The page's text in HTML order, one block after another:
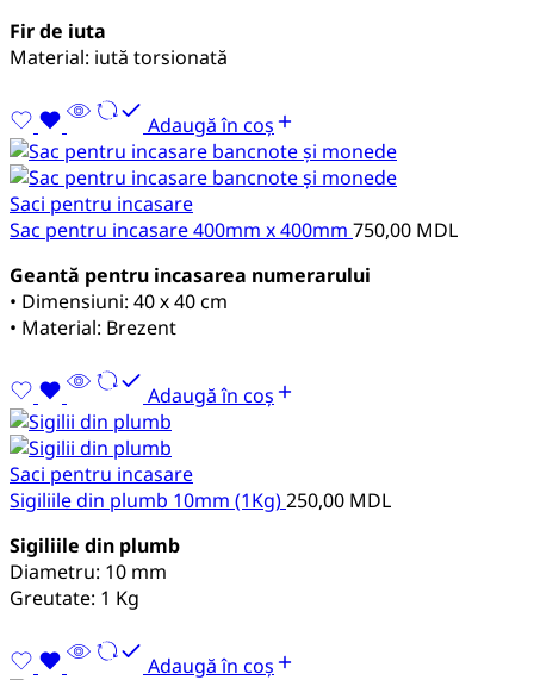
Fir de iuta
Material: iută torsionată
Adaugă în coș
Saci pentru incasare
Sac pentru incasare 400mm x 400mm 750,00 MDL
Geantă pentru incasarea numerarului
• Dimensiuni: 40 х 40 cm
• Material: Brezent
Adaugă în coș
Saci pentru incasare
Sigiliile din plumb 10mm (1Kg)250,00 MDL
Sigiliile din plumb
Diametru: 10 mm
Greutate: 1 Kg
Adaugă în coș